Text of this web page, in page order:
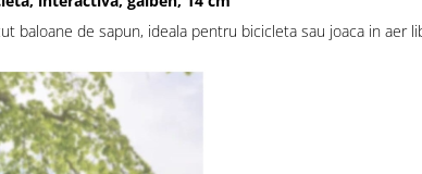
baloane de sapun, ideala pentru bicicleta sau joaca in